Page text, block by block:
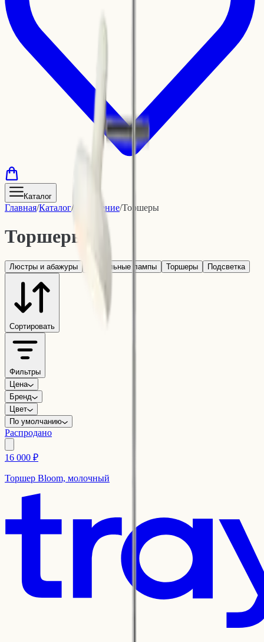
Каталог
Главная/Каталог/ Освещение/Торшеры
Торшеры
Люстры и абажуры Настольные лампы Торшеры Подсветка
Сортировать
Фильтры
Цена
Бренд
Цвет
По умолчанию
Распродано
16 000 ₽
Торшер Bloom, молочный